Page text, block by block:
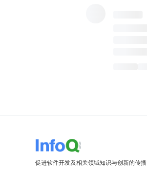
促进软件开发及相关领域知识与创新的传播